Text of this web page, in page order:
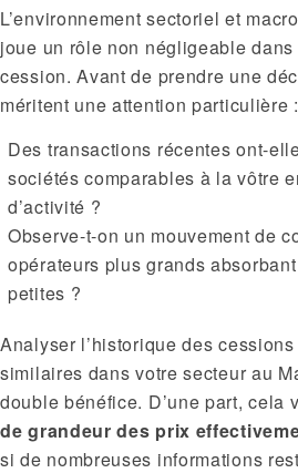
L’environnement sectoriel et
joue un rôle non négligeable dans
cession. Avant de prendre une
méritent une attention particulière :
Des transactions récentes ont-
sociétés comparables à la vôtre
d’activité ?
Observe-t-on un mouvement de
opérateurs plus grands
petites ?
Analyser l’historique des cessions
similaires dans votre secteur au
double bénéfice. D’une part, cela
de grandeur des prix
si de nombreuses informations